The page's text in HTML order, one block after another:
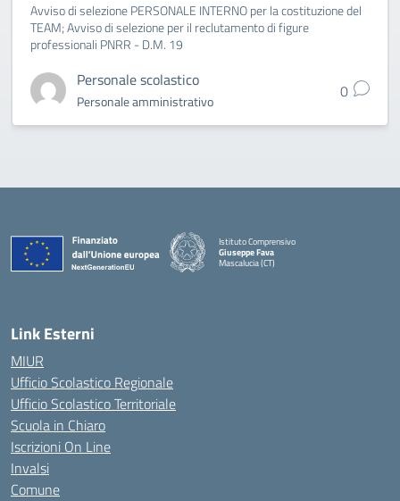
Avviso di selezione PERSONALE INTERNO per la costituzione del
TEAM; Avviso di selezione per il reclutamento di figure
professionali PNRR - D.M. 19
Personale scolastico
Personale amministrativo 0
Istituto Comprensivo
Giuseppe Fava
Mascalucia (CT)
Link Esterni
MIUR
Ufficio Scolastico Regionale
Ufficio Scolastico Territoriale
Scuola in Chiaro
Iscrizioni On Line
Invalsi
Comune